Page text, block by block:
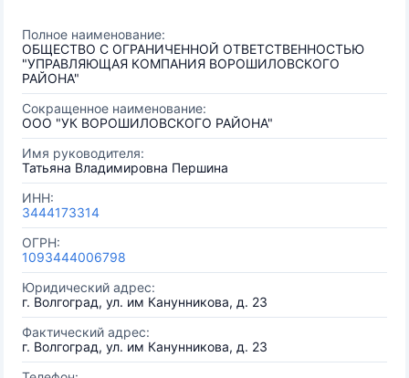
Полное наименование:
ОБЩЕСТВО С ОГРАНИЧЕННОЙ ОТВЕТСТВЕННОСТЬЮ
"УПРАВЛЯЮЩАЯ КОМПАНИЯ ВОРОШИЛОВСКОГО
РАЙОНА"
Сокращенное наименование:
ООО "УК ВОРОШИЛОВСКОГО РАЙОНА"
Имя руководителя:
Татьяна Владимировна Першина
ИНН:
3444173314
ОГРН:
1093444006798
Юридический адрес:
г. Волгоград, ул. им Канунникова, д. 23
Фактический адрес:
г. Волгоград, ул. им Канунникова, д. 23